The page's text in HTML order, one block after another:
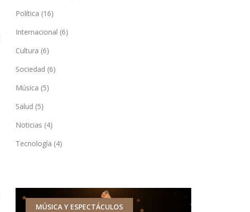
Política (16)
Internacional (6)
Cultura (6)
Sociedad (6)
Música (5)
Salud (5)
Noticias (4)
Tecnología (4)
MÚSICA Y ESPECTÁCULOS